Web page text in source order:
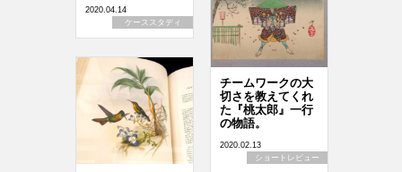
2020.04.14
ケーススタディ
チームワークの大
切さを教えてくれ
た『桃太郎』一行
の物語。
2020.02.13
ショートレビュー